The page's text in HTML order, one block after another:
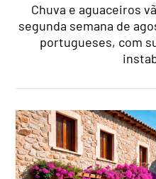
Chuva e aguaceiros
segunda semana de
portugueses, com